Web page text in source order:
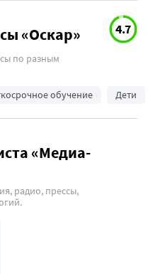
4.7
«Оскар»
по разным
обучение Дети
«Медиа-
радио, прессы,